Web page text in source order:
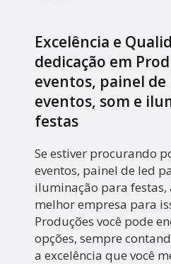
Excelência e
dedicação em
eventos, painel de
eventos, som e
festas
Se estiver procurando
eventos, painel de led
iluminação para festas,
melhor empresa para
Produções você pode
opções, sempre
a excelência que você